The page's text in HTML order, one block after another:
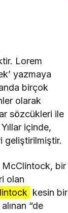
Lorem
yazmaya
birçok
olarak
sözcükleri ile
içinde,
geliştirilmiştir.
McClintock, bir
olan
kesin bir
“de